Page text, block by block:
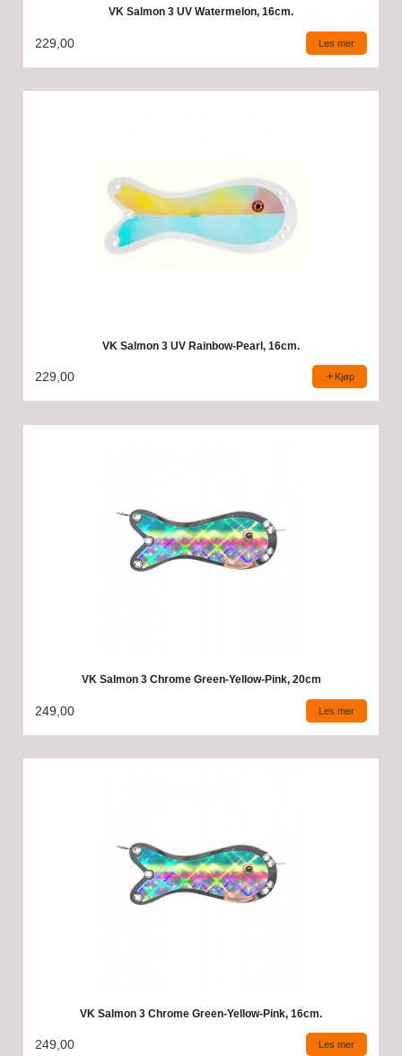
VK Salmon 3 UV Watermelon, 16cm.
229,00 Les mer
VK Salmon 3 UV Rainbow-Pearl, 16cm.
229,00 Kjøp
VK Salmon 3 Chrome Green-Yellow-Pink, 20cm
249,00 Les mer
VK Salmon 3 Chrome Green-Yellow-Pink, 16cm.
249,00 Les mer